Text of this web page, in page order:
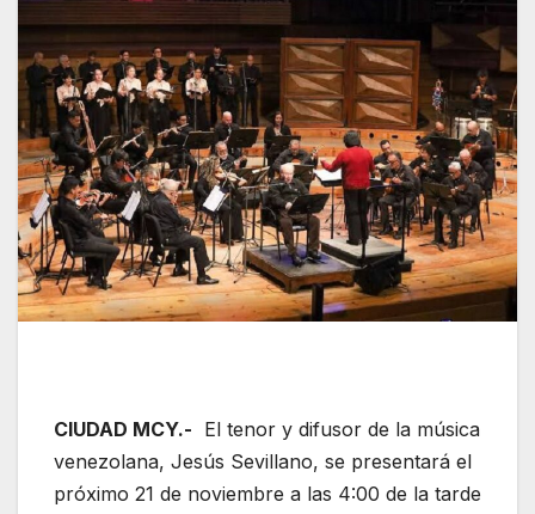
CIUDAD MCY.- El tenor y difusor de la música
venezolana, Jesús Sevillano, se presentará el
próximo 21 de noviembre a las 4:00 de la tarde